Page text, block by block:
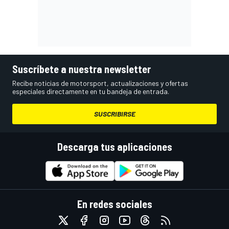
Suscríbete a nuestra newsletter
Recibe noticias de motorsport, actualizaciones y ofertas
especiales directamente en tu bandeja de entrada.
SUSCRIBIRSE
Descarga tus aplicaciones
En redes sociales